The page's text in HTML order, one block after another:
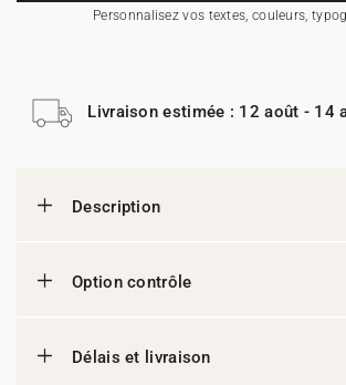
Personnalisez vos textes, couleurs,
Livraison estimée : 12 août - 14
Description
Option contrôle
Délais et livraison